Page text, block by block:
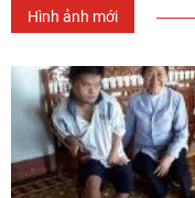
Hình ảnh mới